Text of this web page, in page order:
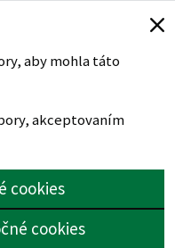
aby mohla táto
akceptovaním
cookies
cookies